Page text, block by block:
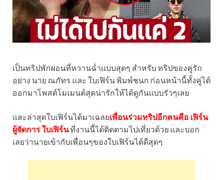
เป็นทริปพักผ่อนที่หวานฉ่ำเเบบสุดๆ สำหรับ ทริปของคู่รัก
อย่าง นาย ณภัทร เเละ ใบเฟิร์น พิมพ์ชนก ก่อนหน้านี้ทั้งคู่ได้
ออกมาโพสต์โมเมนต์สุดน่ารักให้ได้ดูกันเเบบรัวๆเลย
เเละล่าสุดใบเฟิร์นได้มาเฉลยเพื่อนร่วมทริปอีกคนคือ เฟิร์น
ผู้จัดการ ใบเฟิร์นที่งานนี้ได้ติดตามไปเที่ยวด้วย เเละบอก
เลยว่านายเข้ากับเพื่อนๆของใบเฟิร์นได้ดีสุดๆ